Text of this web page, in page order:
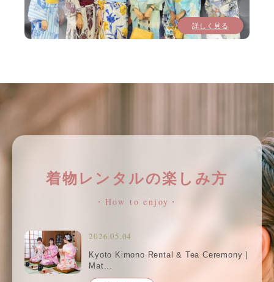
詳しく見る
着物レンタルの楽しみ方
・How to enjoy・
2026.05.04
Kyoto Kimono Rental & Tea Ceremony |
Mat...